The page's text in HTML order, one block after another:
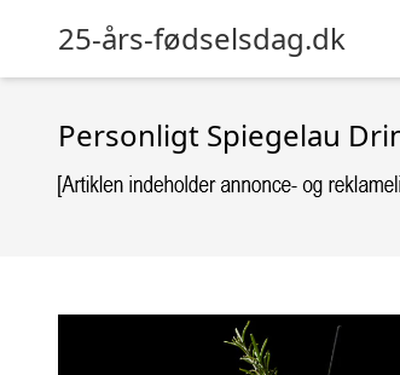
25-års-fødselsdag.dk
Personligt Spiegelau